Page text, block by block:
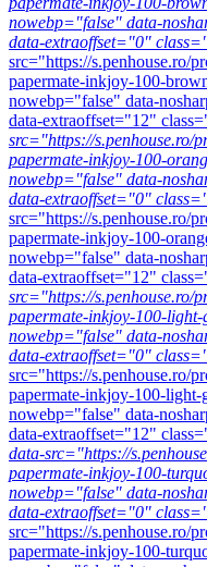
nowebp="false" data-
data-extraoffset="0"
src="https://s.penhouse.ro/
papermate-inkjoy-100-
nowebp="false" data-
data-extraoffset="12"
src="https://s.penhouse.ro/
papermate-inkjoy-100-
nowebp="false" data-
data-extraoffset="0"
src="https://s.penhouse.ro/
papermate-inkjoy-100-
nowebp="false" data-
data-extraoffset="12"
src="https://s.penhouse.ro/
papermate-inkjoy-100-
nowebp="false" data-
data-extraoffset="0"
src="https://s.penhouse.ro/
papermate-inkjoy-100-
nowebp="false" data-
data-extraoffset="12"
data-src="https://
papermate-inkjoy-100-
nowebp="false" data-
data-extraoffset="0"
src="https://s.penhouse.ro/
papermate-inkjoy-100-